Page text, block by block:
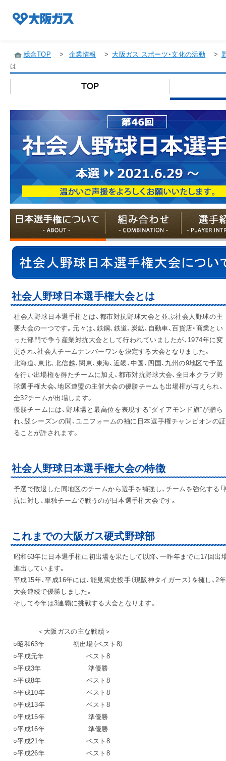
企業/グループについて
社会貢献
技術開発
サステナビリティ
IR情報
採用情報
プレスリリース
総合TOP > 企業情報 > 大阪ガス スポーツ・文化の活動 >
は
社会人野球日本選手権大会とは
社会人野球日本選手権とは、都市対抗野球大会と並ぶ社会人野球の主
要大会の一つです。元々は、鉄鋼、鉄道、炭鉱、自動車、百貨店・商業とい
った部門で争う産業対抗大会として行われていましたが、1974年に変
更され、社会人チームナンバーワンを決定する大会となりました。
北海道、東北、北信越、関東、東海、近畿、中国、四国、九州の9地区で予選
を行い出場権を得たチームに加え、都市対抗野球大会、全日本クラブ野
球選手権大会、地区連盟の主催大会の優勝チームも出場権が与えられ、
全32チームが出場します。
優勝チームには、野球場と最高位を表現する“ダイアモンド旗”が贈ら
れ、翌シーズンの間、ユニフォームの袖に日本選手権チャンピオンの
ることが許されます。
社会人野球日本選手権大会の特徴
予選で敗退した同地区のチームから選手を補強し、チームを強化する
抗に対し、単独チームで戦うのが日本選手権大会です。
これまでの大阪ガス硬式野球部
昭和63年に日本選手権に初出場を果たして以降、一昨年までに17回出
進出しています。
平成15年、平成16年には、能見篤史投手（現阪神タイガース）を擁し、
大会連続で優勝しました。
そして今年は3連覇に挑戦する大会となります。
＜大阪ガスの主な戦績＞
○昭和63年
初出場（ベスト8）
○平成元年
ベスト8
○平成3年
準優勝
○平成8年
ベスト8
○平成10年
ベスト8
○平成13年
ベスト8
○平成15年
準優勝
○平成16年
準優勝
○平成21年
ベスト8
○平成26年
ベスト8